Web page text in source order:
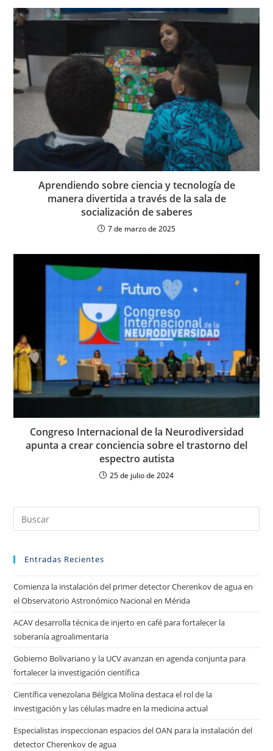
Aprendiendo sobre ciencia y tecnología de
manera divertida a través de la sala de
socialización de saberes
7 de marzo de 2025
Congreso Internacional de la Neurodiversidad
apunta a crear conciencia sobre el trastorno del
espectro autista
25 de julio de 2024
Entradas Recientes
Comienza la instalación del primer detector Cherenkov de agua en
el Observatorio Astronómico Nacional en Mérida
ACAV desarrolla técnica de injerto en café para fortalecer la
soberanía agroalimentaria
Gobierno Bolivariano y la UCV avanzan en agenda conjunta para
fortalecer la investigación científica
Científica venezolana Bélgica Molina destaca el rol de la
investigación y las células madre en la medicina actual
Especialistas inspeccionan espacios del OAN para la instalación del
detector Cherenkov de agua